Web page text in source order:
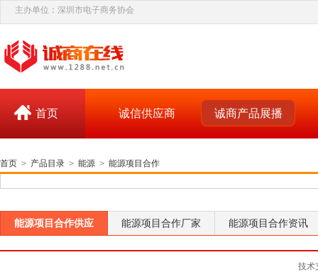
主办单位：深圳市电子商务协会
首页 诚信供应商 诚商产品展播
首页 > 产品目录 > 能源 > 能源项目合作
能源项目合作供应 能源项目合作厂家 能源项目合作资讯
技术